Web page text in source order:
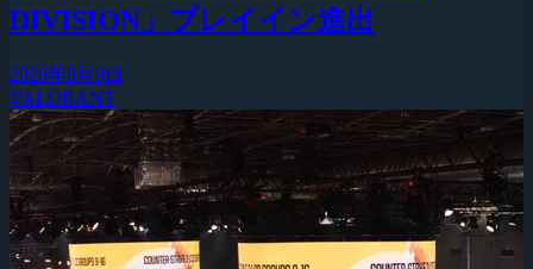
DIVISION」プレイイン進出
2026年8月9日
VALORANT